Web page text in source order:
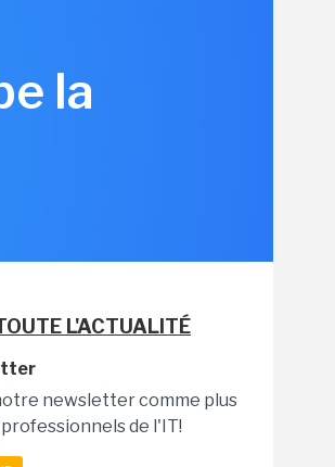
la
L'ACTUALITÉ
newsletter comme plus
de l'IT!